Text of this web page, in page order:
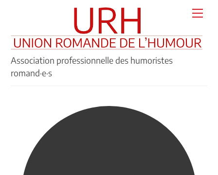
Association professionnelle des humoristes
romand·e·s